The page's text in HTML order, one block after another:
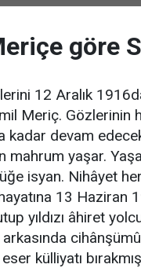
göre
12 Aralık
Meriç. Gözlerinin
kadar devam
mahrum yaşar.
isyan. Nihâyet
13 Haziran
yıldızı âhiret
arkasında
külliyatı